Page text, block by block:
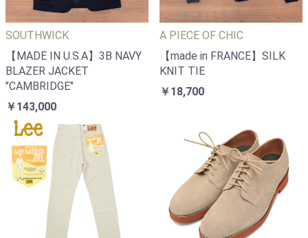
SOUTHWICK
【MADE IN U.S.A】3B NAVY
BLAZER JACKET
"CAMBRIDGE"
￥143,000
A PIECE OF CHIC
【made in FRANCE】SILK
KNIT TIE
￥18,700